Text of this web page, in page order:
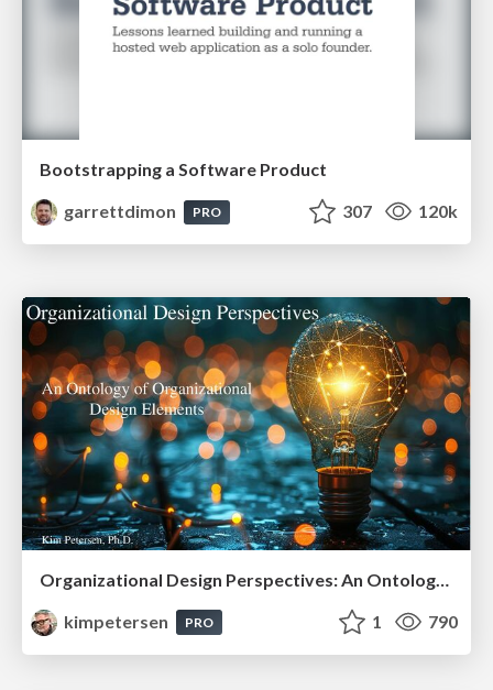
Bootstrapping a Software Product
garrettdimon
PRO 307 120k
kimpetersen
PRO 1 790